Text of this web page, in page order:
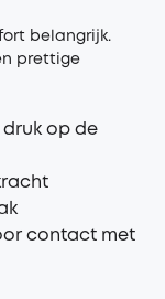
belangrijk.
prettige
op de
contact met